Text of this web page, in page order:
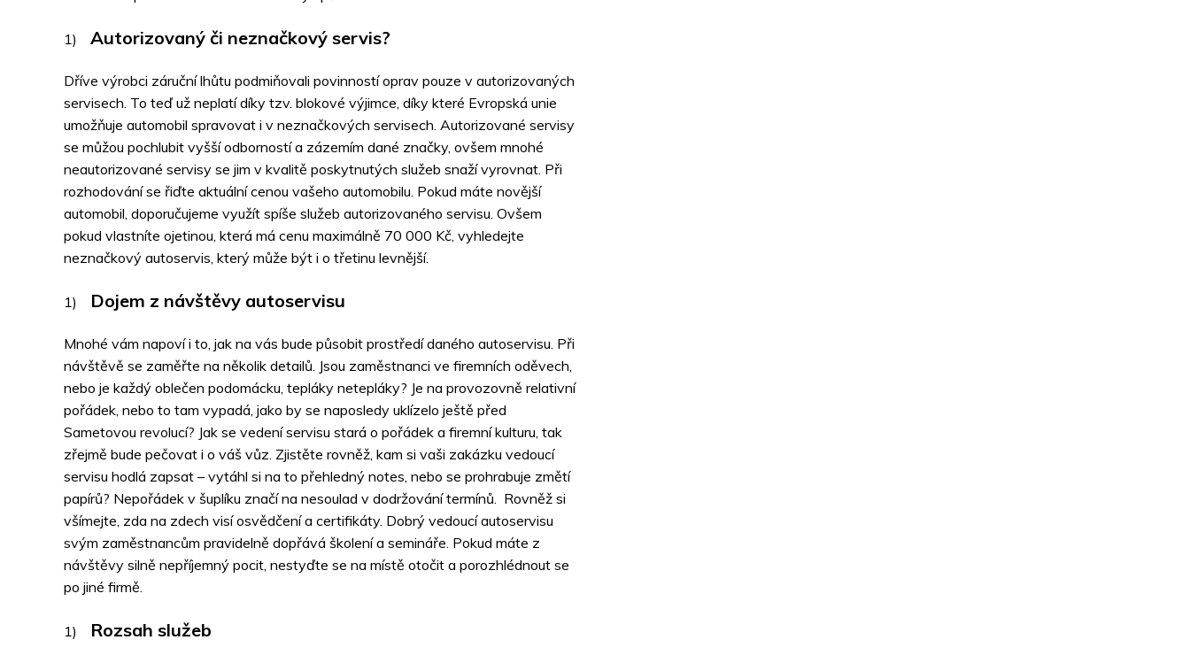
Autorizovaný či neznačkový servis?
Dříve výrobci záruční lhůtu podmiňovali povinností oprav pouze v autorizovaných
servisech. To teď už neplatí díky tzv. blokové výjimce, díky které Evropská unie
umožňuje automobil spravovat i v neznačkových servisech. Autorizované servisy
se můžou pochlubit vyšší odborností a zázemím dané značky, ovšem mnohé
neautorizované servisy se jim v kvalitě poskytnutých služeb snaží vyrovnat. Při
rozhodování se řiďte aktuální cenou vašeho automobilu. Pokud máte novější
automobil, doporučujeme využít spíše služeb autorizovaného servisu. Ovšem
pokud vlastníte ojetinou, která má cenu maximálně 70 000 Kč, vyhledejte
neznačkový autoservis, který může být i o třetinu levnější.
Dojem z návštěvy autoservisu
Mnohé vám napoví i to, jak na vás bude působit prostředí daného autoservisu. Při
návštěvě se zaměřte na několik detailů. Jsou zaměstnanci ve firemních oděvech,
nebo je každý oblečen podomácku, tepláky netepláky? Je na provozovně relativní
pořádek, nebo to tam vypadá, jako by se naposledy uklízelo ještě před
Sametovou revolucí? Jak se vedení servisu stará o pořádek a firemní kulturu, tak
zřejmě bude pečovat i o váš vůz. Zjistěte rovněž, kam si vaši zakázku vedoucí
servisu hodlá zapsat – vytáhl si na to přehledný notes, nebo se prohrabuje změtí
papírů? Nepořádek v šuplíku značí na nesoulad v dodržování termínů. Rovněž si
všímejte, zda na zdech visí osvědčení a certifikáty. Dobrý vedoucí autoservisu
svým zaměstnancům pravidelně dopřává školení a semináře. Pokud máte z
návštěvy silně nepříjemný pocit, nestyďte se na místě otočit a porozhlédnout se
po jiné firmě.
Rozsah služeb